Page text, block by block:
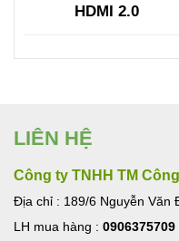
HDMI 2.0
LIÊN HỆ
Công ty TNHH TM
Địa chỉ : 189/6 Nguyễn Văn
LH mua hàng : 0906375709